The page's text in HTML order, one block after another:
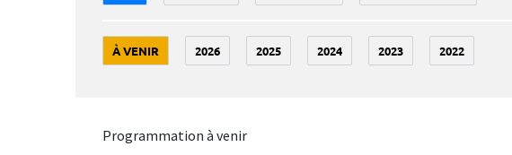
À VENIR 2026 2025 2024 2023 2022
Programmation à venir